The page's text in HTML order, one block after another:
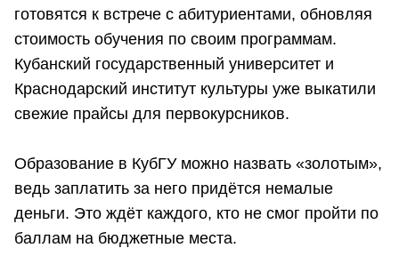
готовятся к встрече с абитуриентами, обновляя
стоимость обучения по своим программам.
Кубанский государственный университет и
Краснодарский институт культуры уже выкатили
свежие прайсы для первокурсников.
Образование в КубГУ можно назвать «золотым»,
ведь заплатить за него придётся немалые
деньги. Это ждёт каждого, кто не смог пройти по
баллам на бюджетные места.